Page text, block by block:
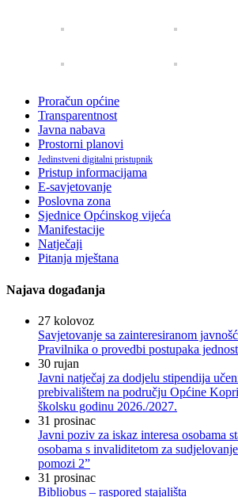
Proračun općine
Transparentnost
Javna nabava
Prostorni planovi
Jedinstveni digitalni pristupnik
Pristup informacijama
E-savjetovanje
Poslovna zona
Sjednice Općinskog vijeća
Manifestacije
Natječaji
Pitanja mještana
Najava događanja
27 kolovoz
Savjetovanje sa zainteresiranom
Pravilnika o provedbi postupaka
30 rujan
Javni natječaj za dodjelu stipendija
prebivalištem na području Općine
školsku godinu 2026./2027.
31 prosinac
Javni poziv za iskaz interesa osobama
osobama s invaliditetom za
pomozi 2”
31 prosinac
Bibliobus – raspored stajališta